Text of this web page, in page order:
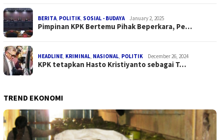
BERITA POLITIK SOSIAL - BUDAYA January 2, 2025
Pimpinan KPK Bertemu Pihak Beperkara, Pe…
HEADLINE KRIMINAL NASIONAL POLITIK December 26, 2024
KPK tetapkan Hasto Kristiyanto sebagai T…
TREND EKONOMI